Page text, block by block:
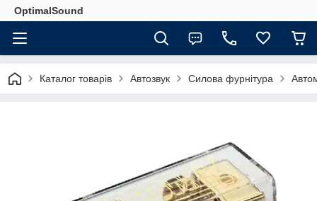
OptimalSound
Каталог товарів Автозвук Силова фурнітура